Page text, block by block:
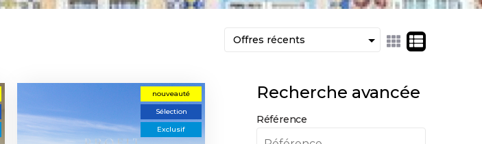
nouveauté
Sélection
Exclusif
Recherche avancée
Référence